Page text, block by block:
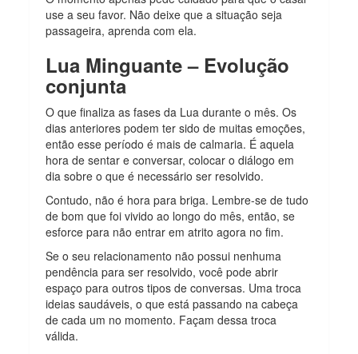
use a seu favor. Não deixe que a situação seja
passageira, aprenda com ela.
Lua Minguante – Evolução
conjunta
O que finaliza as fases da Lua durante o mês. Os
dias anteriores podem ter sido de muitas emoções,
então esse período é mais de calmaria. É aquela
hora de sentar e conversar, colocar o diálogo em
dia sobre o que é necessário ser resolvido.
Contudo, não é hora para briga. Lembre-se de tudo
de bom que foi vivido ao longo do mês, então, se
esforce para não entrar em atrito agora no fim.
Se o seu relacionamento não possui nenhuma
pendência para ser resolvido, você pode abrir
espaço para outros tipos de conversas. Uma troca
ideias saudáveis, o que está passando na cabeça
de cada um no momento. Façam dessa troca
válida.